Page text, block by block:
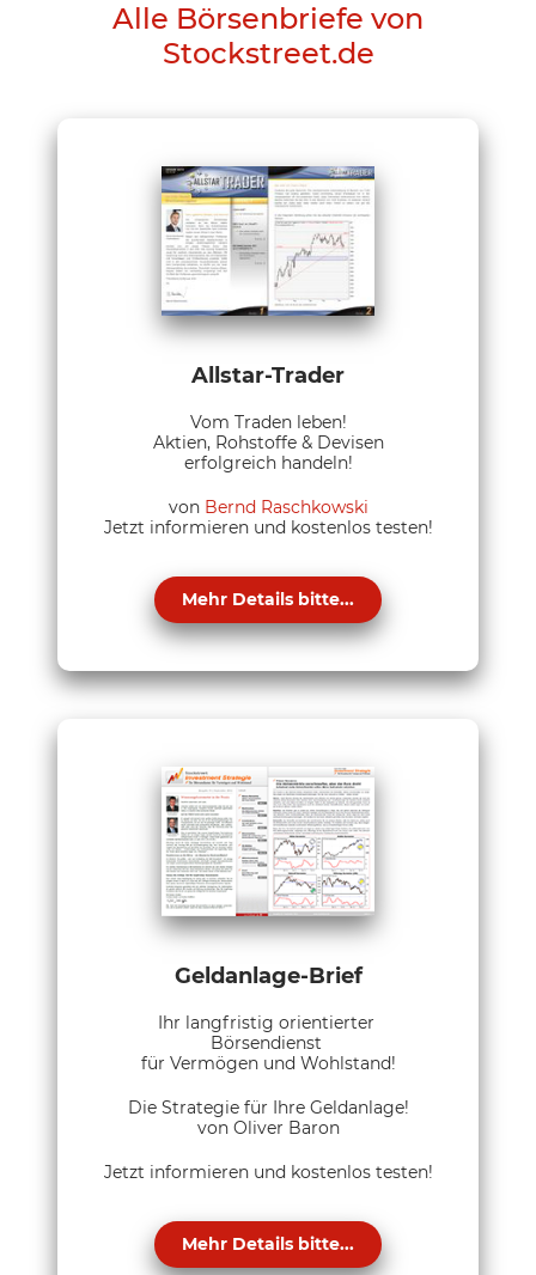
Alle Börsenbriefe von
Stockstreet.de
Allstar-Trader
Vom Traden leben!
Aktien, Rohstoffe & Devisen
erfolgreich handeln!
von Bernd Raschkowski
Jetzt informieren und kostenlos testen!
Mehr Details bitte...
Geldanlage-Brief
Ihr langfristig orientierter
Börsendienst
für Vermögen und Wohlstand!
Die Strategie für Ihre Geldanlage!
von Oliver Baron
Jetzt informieren und kostenlos testen!
Mehr Details bitte...